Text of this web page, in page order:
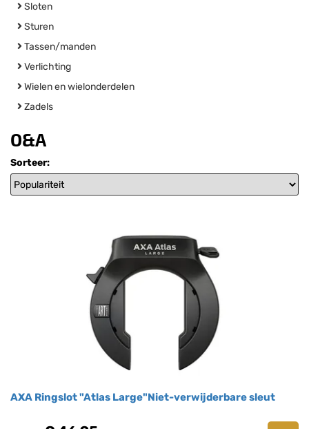
Sloten
Sturen
Tassen/manden
Verlichting
Wielen en wielonderdelen
Zadels
O&A
Sorteer:
AXA Ringslot "Atlas Large"Niet-verwijderbare sleut